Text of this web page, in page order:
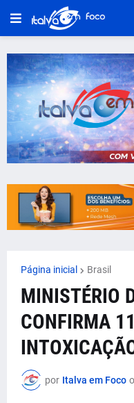
Página inicial Brasil
MINISTÉRIO
CONFIRMA
por Italva em Foco